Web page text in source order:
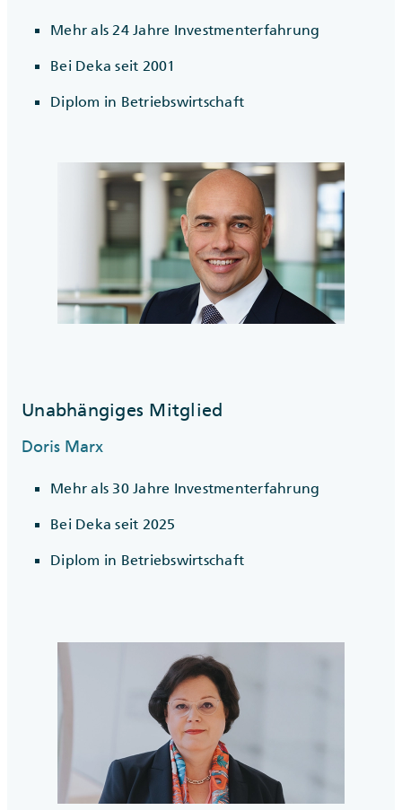
Mehr als 24 Jahre Investmenterfahrung
Bei Deka seit 2001
Diplom in Betriebswirtschaft
Unabhängiges Mitglied
Doris Marx
Mehr als 30 Jahre Investmenterfahrung
Bei Deka seit 2025
Diplom in Betriebswirtschaft